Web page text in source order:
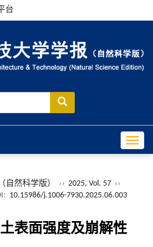
台
自然科学版） ›› 2025, Vol. 57 ››
10.15986/j.1006-7930.2025.06.003
表面强度及崩解性